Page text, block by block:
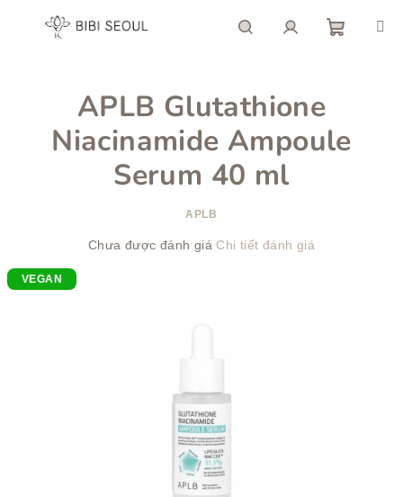
kiếm nhập
APLB Glutathione
Niacinamide Ampoule
Serum 40 ml
APLB
Đánh
Chưa được đánh giá Chi tiết đánh giá
VEGAN